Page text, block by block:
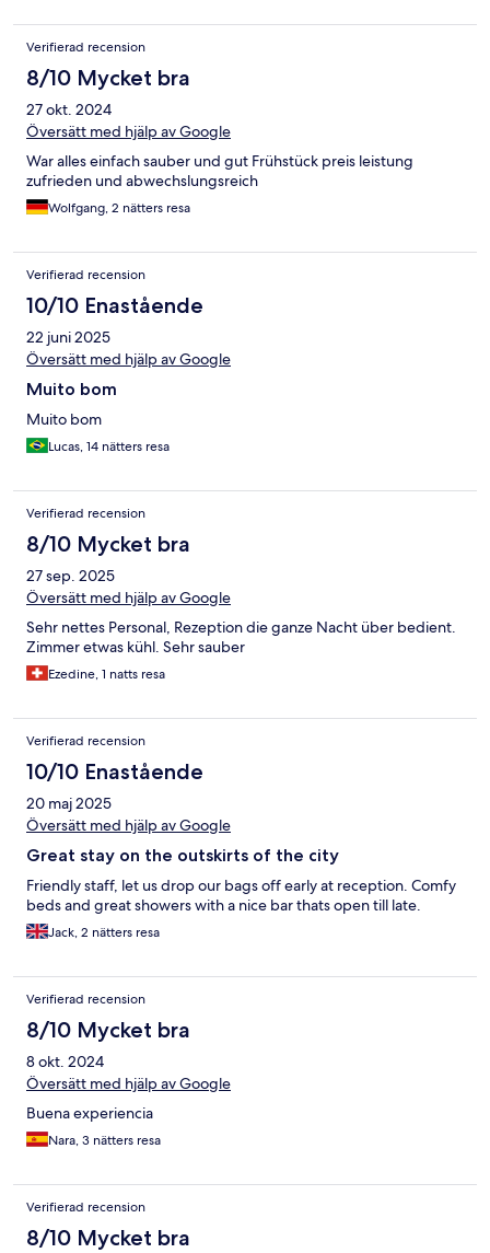
Verifierad recension
8/10 Mycket bra
27 okt. 2024
Översätt med hjälp av Google
War alles einfach sauber und gut Frühstück preis leistung
zufrieden und abwechslungsreich
Wolfgang, 2 nätters resa
Verifierad recension
10/10 Enastående
22 juni 2025
Översätt med hjälp av Google
Muito bom
Muito bom
Lucas, 14 nätters resa
Verifierad recension
8/10 Mycket bra
27 sep. 2025
Översätt med hjälp av Google
Sehr nettes Personal, Rezeption die ganze Nacht über bedient.
Zimmer etwas kühl. Sehr sauber
Ezedine, 1 natts resa
Verifierad recension
10/10 Enastående
20 maj 2025
Översätt med hjälp av Google
Great stay on the outskirts of the city
Friendly staff, let us drop our bags off early at reception. Comfy
beds and great showers with a nice bar thats open till late.
Jack, 2 nätters resa
Verifierad recension
8/10 Mycket bra
8 okt. 2024
Översätt med hjälp av Google
Buena experiencia
Nara, 3 nätters resa
Verifierad recension
8/10 Mycket bra